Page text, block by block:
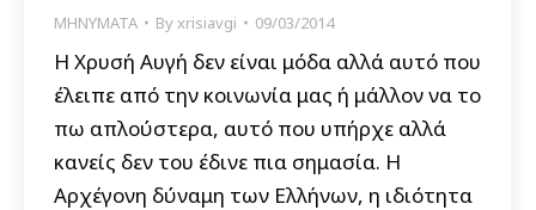
ΜΗΝΥΜΑΤΑ Byxrisiavgi 09/03/2014
Η Χρυσή Αυγή δεν είναι μόδα αλλά αυτό που
έλειπε από την κοινωνία μας ή μάλλον να το
πω απλούστερα, αυτό που υπήρχε αλλά
κανείς δεν του έδινε πια σημασία. Η
Αρχέγονη δύναμη των Ελλήνων, η ιδιότητα